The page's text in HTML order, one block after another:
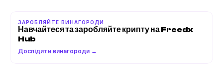
ЗАРОБЛЯЙТЕ ВИНАГОРОДИ
Навчайтеся та заробляйте крипту на Freedx
Hub
Дослідити винагороди →